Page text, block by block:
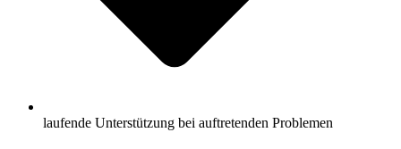
laufende Unterstützung bei auftretenden Problemen